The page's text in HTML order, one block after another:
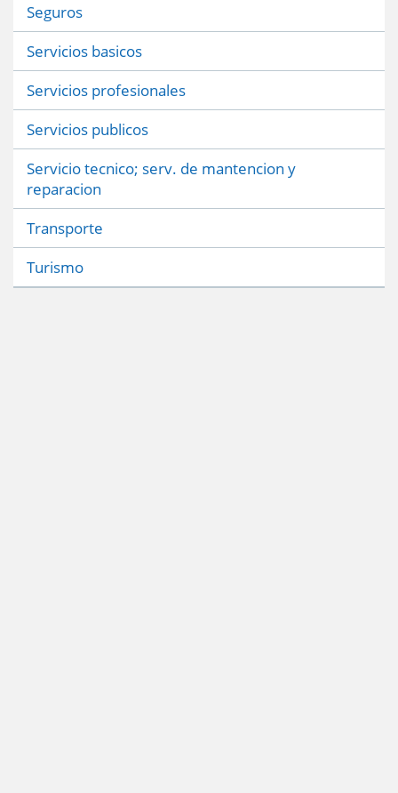
Seguros
Servicios basicos
Servicios profesionales
Servicios publicos
Servicio tecnico; serv. de mantencion y
reparacion
Transporte
Turismo